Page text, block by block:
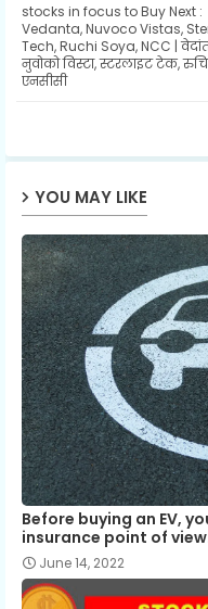
stocks in focus to Buy Next :
Vedanta, Nuvoco Vistas,
Tech, Ruchi Soya, NCC |
नुवोको विस्टा, स्टरलाइट टेक, रुचि
एनसीसी
YOU MAY LIKE
Before buying an EV,
insurance point of
June 14, 2022